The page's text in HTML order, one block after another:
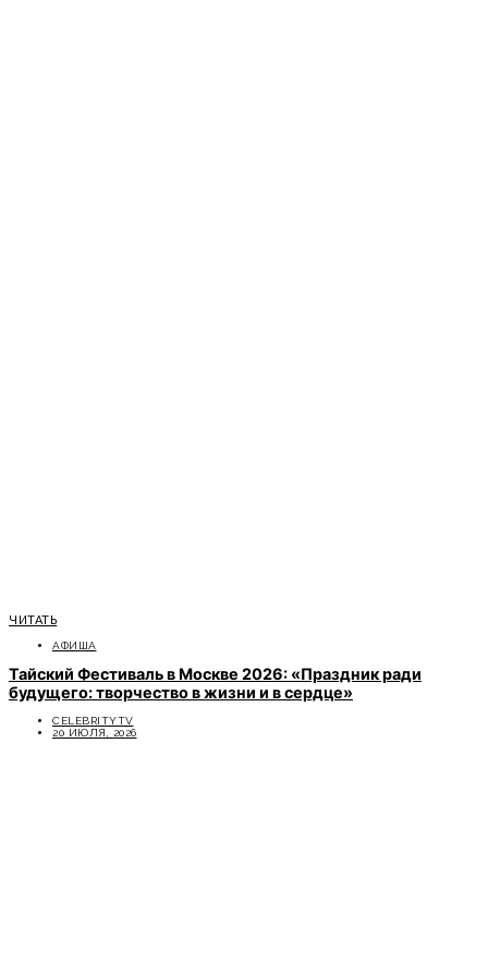
ЧИТАТЬ
АФИША
Тайский Фестиваль в Москве 2026: «Праздник ради
будущего: творчество в жизни и в сердце»
CELEBRITYTV
20 ИЮЛЯ, 2026